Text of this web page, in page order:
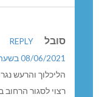
סובל
REPLY
08/06/2021 בשעה 12:33
הליכלוך והרעש
רצוי לסגור הרחוב ב 8